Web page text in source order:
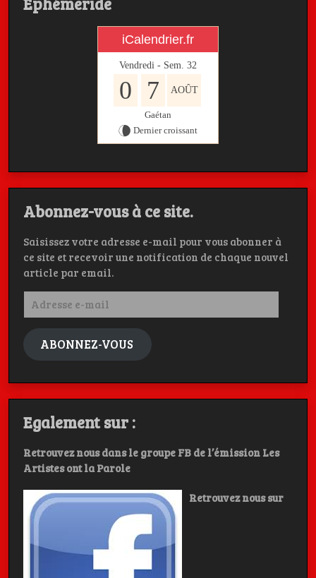
iCalendrier.fr
Vendredi - Sem. 32
0 7 AOÛT
Gaétan
Dernier croissant
Abonnez-vous à ce site.
Saisissez votre adresse e-mail pour vous abonner à
ce site et recevoir une notification de chaque nouvel
article par email.
Adresse
mail
ABONNEZ-VOUS
Egalement sur :
Retrouvez nous dans le groupe FB de l’émission Les
Artistes ont la Parole
Retrouvez nous sur